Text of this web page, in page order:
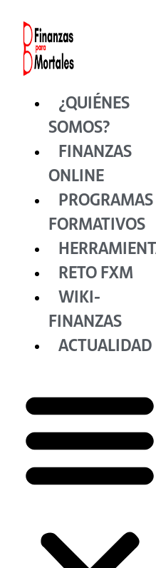
contenido
¿QUIÉNES
SOMOS?
FINANZAS
ONLINE
PROGRAMAS
FORMATIVOS
RETO FXM
WIKI-
FINANZAS
ACTUALIDAD